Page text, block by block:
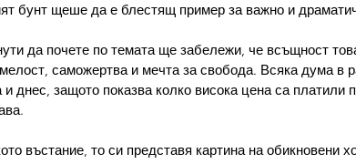
бунт щеше да е блестящ пример за важно и
да почете по темата ще забележи, че всъщност
саможертва и мечта за свобода. Всяка дума в
днес, защото показва колко висока цена са платили
въстание, то си представя картина на обикновени